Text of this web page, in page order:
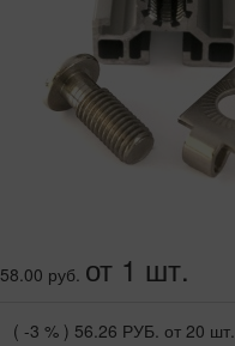
58.00 руб. от 1 шт.
( -3 % ) 56.26 РУБ. от 20 шт.